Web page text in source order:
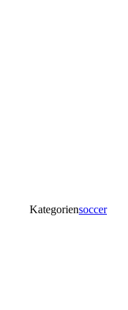
Kategoriensoccer